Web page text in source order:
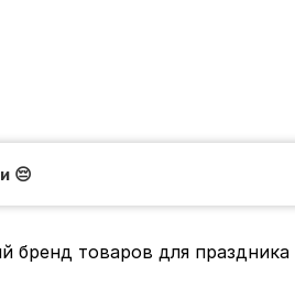
😔
бренд товаров для праздника